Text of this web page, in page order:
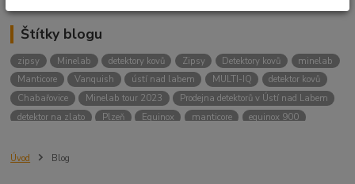
Štítky blogu
zipsy Minelab detektory kovů Zipsy Detektory kovů
minelab
Manticore
Vanquish ústí nad labem MULTI-IQ
detektor kovů
Chabařovice
Minelab tour 2023
Prodejna detektorů v Ústí nad Labem
detektor na zlato
Plzeň Equinox manticore
equinox 900
Sraz detektorářů
Úvod Blog